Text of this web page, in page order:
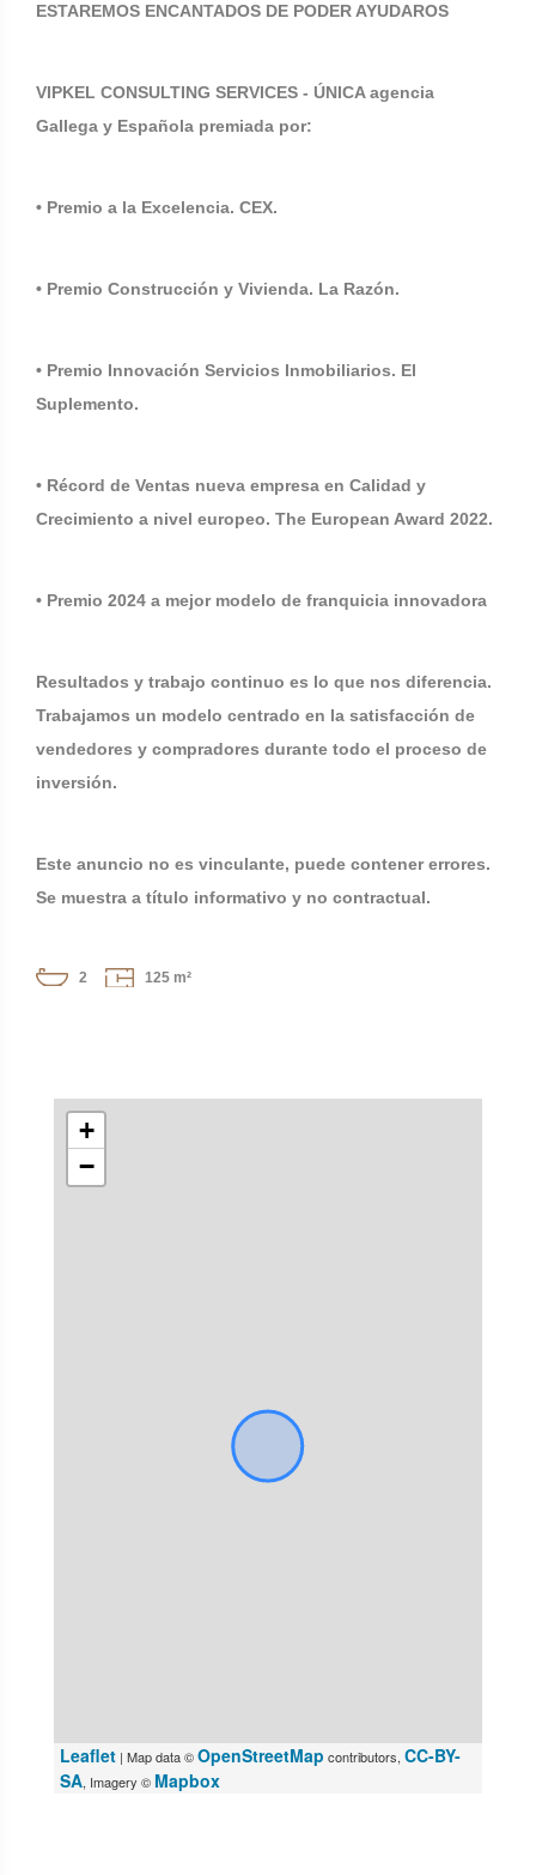
ESTAREMOS ENCANTADOS DE PODER AYUDAROS
VIPKEL CONSULTING SERVICES - ÚNICA agencia
Gallega y Española premiada por:
• Premio a la Excelencia. CEX.
• Premio Construcción y Vivienda. La Razón.
• Premio Innovación Servicios Inmobiliarios. El
Suplemento.
• Récord de Ventas nueva empresa en Calidad y
Crecimiento a nivel europeo. The European Award 2022.
• Premio 2024 a mejor modelo de franquicia innovadora
Resultados y trabajo continuo es lo que nos diferencia.
Trabajamos un modelo centrado en la satisfacción de
vendedores y compradores durante todo el proceso de
inversión.
Este anuncio no es vinculante, puede contener errores.
Se muestra a título informativo y no contractual.
2 125 m²
+
−
Leaflet | Map data ©OpenStreetMap contributors, CC-BY-
SA, Imagery © Mapbox